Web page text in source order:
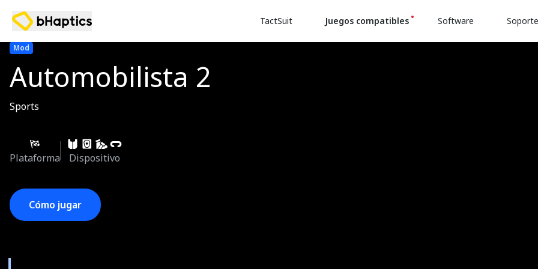
TactSuit Juegos compatibles Software Soporte
Mod
Automobilista 2
Sports
Plataforma Dispositivo
Cómo jugar